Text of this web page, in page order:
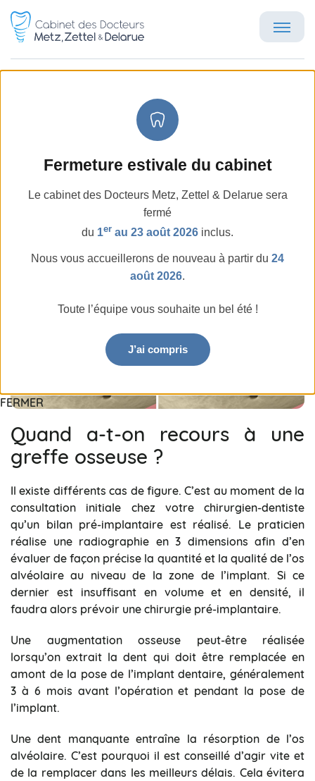
Greffes osseuses
chirurgicale par laquelle on redonne à l’os de la
mâchoire une forme, une largeur et une hauteur
suffisante pour permettre la pose d’implants
une résorption de l’os de la mâchoire.
Quand a-t-on recours à une
greffe osseuse ?
Il existe différents cas de figure. C’est au moment de la
consultation initiale chez votre chirurgien-dentiste
qu’un bilan pré-implantaire est réalisé. Le praticien
réalise une radiographie en 3 dimensions afin d’en
évaluer de façon précise la quantité et la qualité de l’os
alvéolaire au niveau de la zone de l’implant. Si ce
dernier est insuffisant en volume et en densité, il
faudra alors prévoir une chirurgie pré-implantaire.
Une augmentation osseuse peut-être réalisée
lorsqu’on extrait la dent qui doit être remplacée en
amont de la pose de l’implant dentaire, généralement
3 à 6 mois avant l’opération et pendant la pose de
l’implant.
Une dent manquante entraîne la résorption de l’os
alvéolaire. C’est pourquoi il est conseillé d’agir vite et
de la remplacer dans les meilleurs délais. Cela évitera
Fermeture estivale du cabinet
Le cabinet des Docteurs Metz, Zettel & Delarue sera
fermé
du 1er au 23 août 2026 inclus.
Nous vous accueillerons de nouveau à partir du 24
août 2026.
Toute l’équipe vous souhaite un bel été !
J’ai compris
FERMER